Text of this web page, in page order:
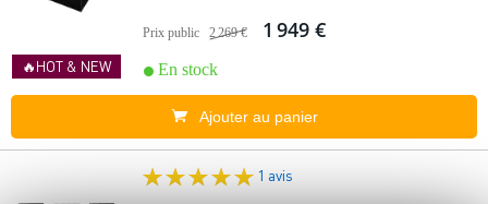
🔥HOT & NEW
Prix public 2 269 € 1 949 €
En stock
Ajouter au panier
1 avis